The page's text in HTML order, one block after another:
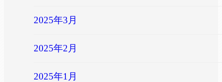
2025年3月
2025年2月
2025年1月